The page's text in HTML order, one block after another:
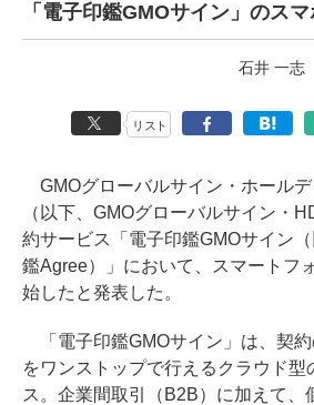
「電子印鑑GMOサイン」のス
石井 一志
リスト
GMOグローバルサイン・ホール
（以下、GMOグローバルサイン・
約サービス「電子印鑑GMOサイン
鑑Agree）」において、スマートフ
始したと発表した。
「電子印鑑GMOサイン」は、契
をワンストップで行えるクラウド型
ス。企業間取引（B2B）に加えて、